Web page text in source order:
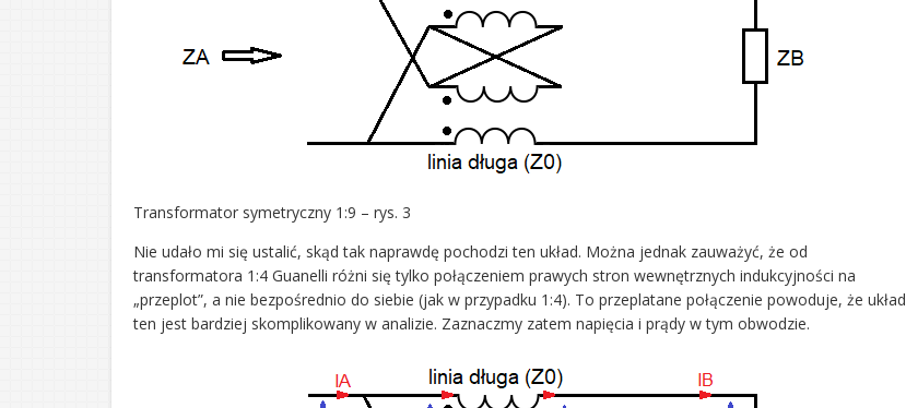
Transformator symetryczny 1:9 – rys. 3
Nie udało mi się ustalić, skąd tak naprawdę pochodzi ten układ. Można jednak zauważyć, że od
transformatora 1:4 Guanelli różni się tylko połączeniem prawych stron wewnętrznych indukcyjności na
„przeplot”, a nie bezpośrednio do siebie (jak w przypadku 1:4). To przeplatane połączenie powoduje, że układ
ten jest bardziej skomplikowany w analizie. Zaznaczmy zatem napięcia i prądy w tym obwodzie.